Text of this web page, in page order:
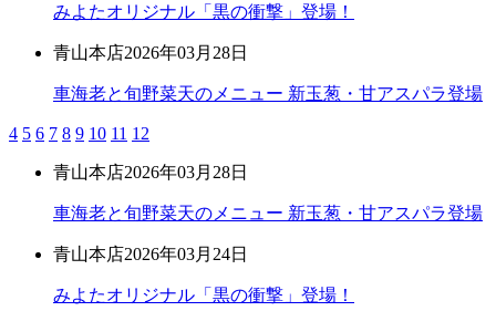
みよたオリジナル「黒の衝撃」登場！
青山本店2026年03月28日
車海老と旬野菜天のメニュー 新玉葱・甘アスパラ登場
4 5 6 7 8 9 10 11 12
青山本店2026年03月28日
車海老と旬野菜天のメニュー 新玉葱・甘アスパラ登場
青山本店2026年03月24日
みよたオリジナル「黒の衝撃」登場！